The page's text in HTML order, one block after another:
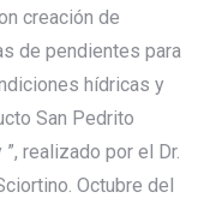
creación de
de pendientes para
hídricas y
San Pedrito
realizado por el Dr.
Octubre del